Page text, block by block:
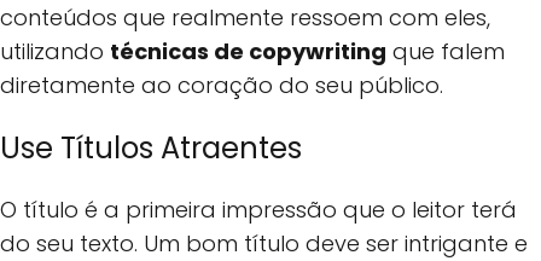
conteúdos que realmente ressoem com eles,
utilizando técnicas de copywriting que falem
diretamente ao coração do seu público.
Use Títulos Atraentes
O título é a primeira impressão que o leitor terá
do seu texto. Um bom título deve ser intrigante e